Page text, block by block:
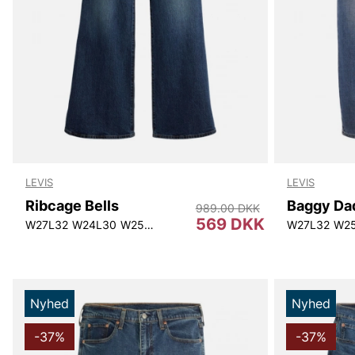
LEVIS
Ribcage Bells
W27L32 W24L30 W25L30 W25L32 W26L30 W26L32
569 DKK
989.00 DKK
LEVIS
Baggy
W27L32
Nyhed
-37%
Nyhed
-37%